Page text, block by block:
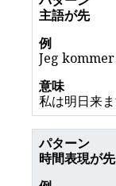
主語が先
Jeg
私は明日来ま
時間表現が先